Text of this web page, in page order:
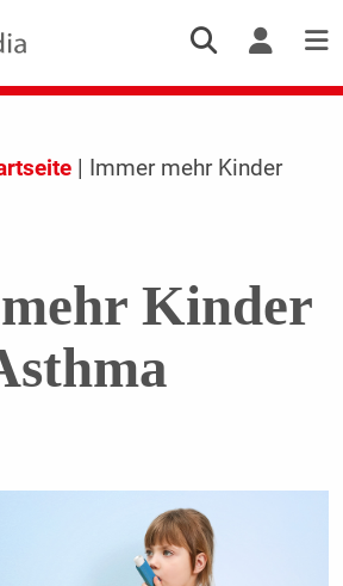
| Immer mehr Kinder
Kinder